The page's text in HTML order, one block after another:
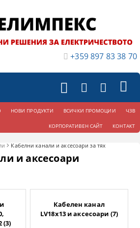
+359 897 83 38 70
НОВИ ПРОДУКТИ ВСИЧКИ ПРОМОЦИИ ЧЗВ
КОРПОРАТИВЕН САЙТ КОНТАКТ
Кабелни канали и аксесоари за тях
и аксесоари
(3)
Кабелен канал
LV18x13 и аксесоари (7)